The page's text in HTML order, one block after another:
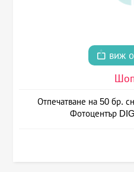
виж
Отпечатване на 50 бр.
Фотоцентър